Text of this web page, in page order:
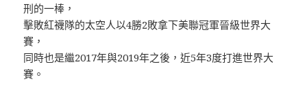
刑的一棒，
擊敗紅襪隊的太空人以4勝2敗拿下美聯冠軍晉級世界大
賽，
同時也是繼2017年與2019年之後，近5年3度打進世界大
賽。